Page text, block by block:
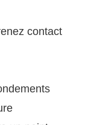
contact